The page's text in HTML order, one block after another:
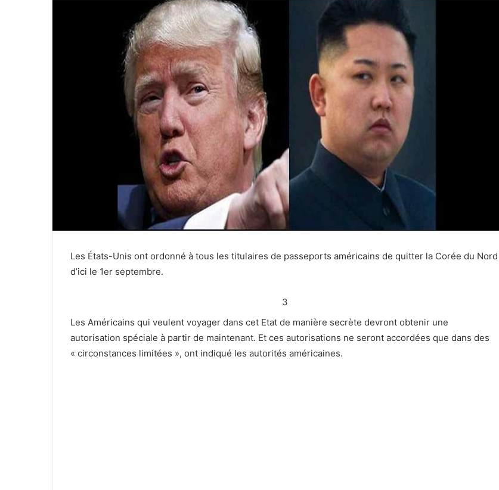
Les États-Unis ont ordonné à tous les titulaires de passeports américains de quitter la Corée du Nord
d’ici le 1er septembre.
3
Les Américains qui veulent voyager dans cet Etat de manière secrète devront obtenir une
autorisation spéciale à partir de maintenant. Et ces autorisations ne seront accordées que dans des
« circonstances limitées », ont indiqué les autorités américaines.